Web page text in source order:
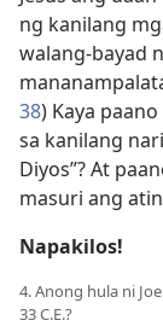
ng kanilang
walang-bayad
38) Kaya
sa kanilang
Diyos”? At
masuri ang
Napakilos!
4. Anong hula ni
33 C.E.?